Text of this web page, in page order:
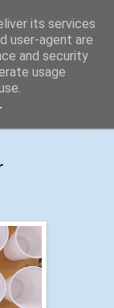
its services
user-agent are
and security
usage